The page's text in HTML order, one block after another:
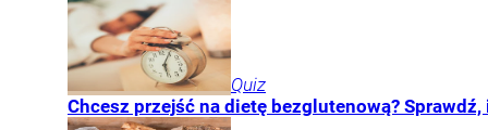
Quiz
Chcesz przejść na dietę bezglutenową?